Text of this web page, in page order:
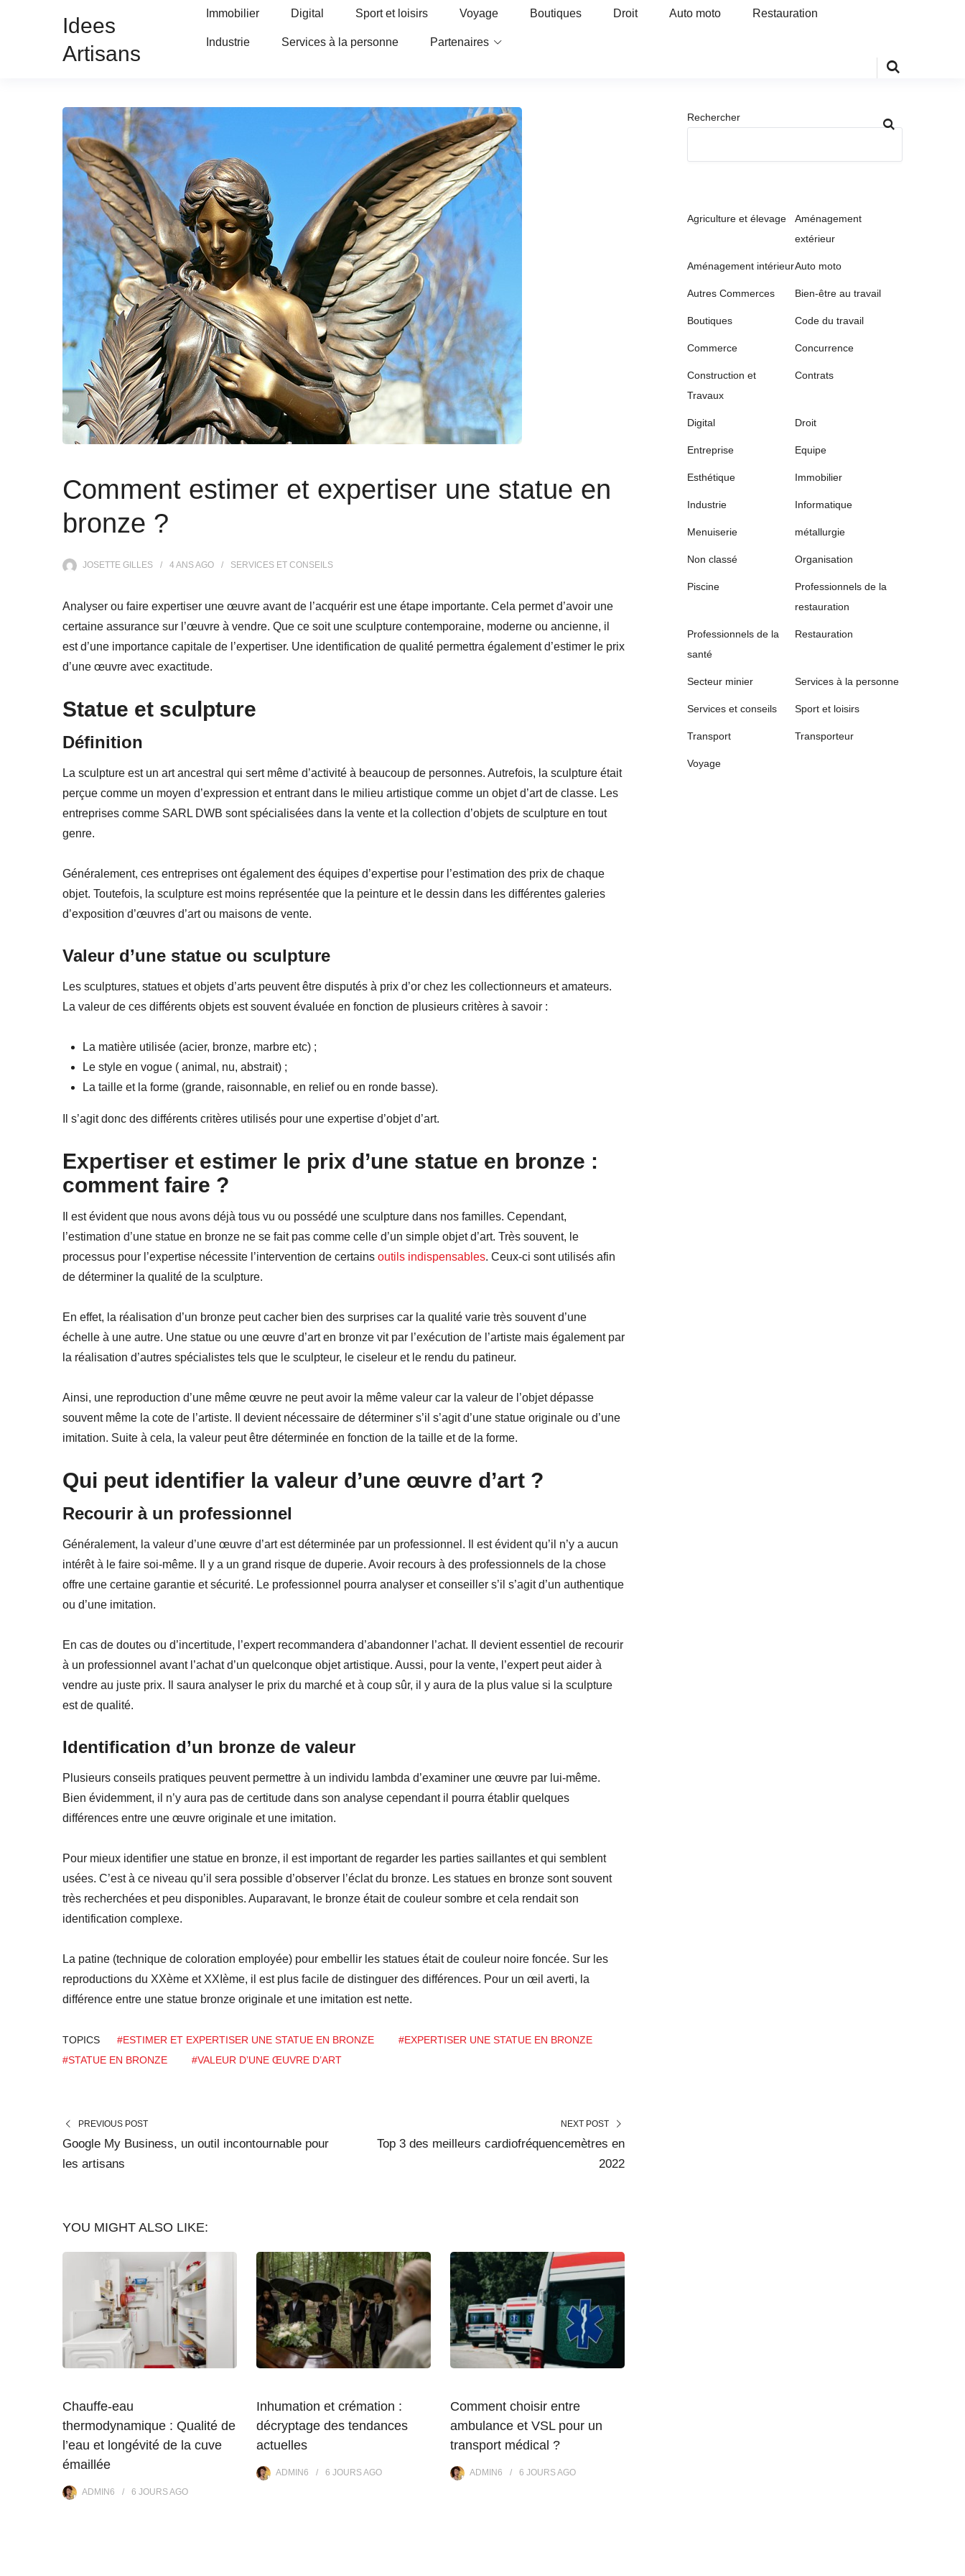
Idees
Artisans
Immobilier Digital Sport et loisirs Voyage Boutiques Droit Auto moto Restauration
Industrie Services à la personne Partenaires
Comment estimer et expertiser une statue en
bronze ?
JOSETTE GILLES 4 ANSAGO SERVICES ET CONSEILS
Analyser ou faire expertiser une œuvre avant de l’acquérir est une étape importante. Cela permet d’avoir une
certaine assurance sur l’œuvre à vendre. Que ce soit une sculpture contemporaine, moderne ou ancienne, il
est d’une importance capitale de l’expertiser. Une identification de qualité permettra également d’estimer le prix
d’une œuvre avec exactitude.
Statue et sculpture
Définition
La sculpture est un art ancestral qui sert même d’activité à beaucoup de personnes. Autrefois, la sculpture était
perçue comme un moyen d’expression et entrant dans le milieu artistique comme un objet d’art de classe. Les
entreprises comme SARL DWB sont spécialisées dans la vente et la collection d’objets de sculpture en tout
genre.
Généralement, ces entreprises ont également des équipes d’expertise pour l’estimation des prix de chaque
objet. Toutefois, la sculpture est moins représentée que la peinture et le dessin dans les différentes galeries
d’exposition d’œuvres d’art ou maisons de vente.
Valeur d’une statue ou sculpture
Les sculptures, statues et objets d’arts peuvent être disputés à prix d’or chez les collectionneurs et amateurs.
La valeur de ces différents objets est souvent évaluée en fonction de plusieurs critères à savoir :
La matière utilisée (acier, bronze, marbre etc) ;
Le style en vogue ( animal, nu, abstrait) ;
La taille et la forme (grande, raisonnable, en relief ou en ronde basse).
Il s’agit donc des différents critères utilisés pour une expertise d’objet d’art.
Expertiser et estimer le prix d’une statue en bronze :
comment faire ?
Il est évident que nous avons déjà tous vu ou possédé une sculpture dans nos familles. Cependant,
l’estimation d’une statue en bronze ne se fait pas comme celle d’un simple objet d’art. Très souvent, le
processus pour l’expertise nécessite l’intervention de certains outils indispensables. Ceux-ci sont utilisés afin
de déterminer la qualité de la sculpture.
En effet, la réalisation d’un bronze peut cacher bien des surprises car la qualité varie très souvent d’une
échelle à une autre. Une statue ou une œuvre d’art en bronze vit par l’exécution de l’artiste mais également par
la réalisation d’autres spécialistes tels que le sculpteur, le ciseleur et le rendu du patineur.
Ainsi, une reproduction d’une même œuvre ne peut avoir la même valeur car la valeur de l’objet dépasse
souvent même la cote de l’artiste. Il devient nécessaire de déterminer s’il s’agit d’une statue originale ou d’une
imitation. Suite à cela, la valeur peut être déterminée en fonction de la taille et de la forme.
Qui peut identifier la valeur d’une œuvre d’art ?
Recourir à un professionnel
Généralement, la valeur d’une œuvre d’art est déterminée par un professionnel. Il est évident qu’il n’y a aucun
intérêt à le faire soi-même. Il y a un grand risque de duperie. Avoir recours à des professionnels de la chose
offre une certaine garantie et sécurité. Le professionnel pourra analyser et conseiller s’il s’agit d’un authentique
ou d’une imitation.
En cas de doutes ou d’incertitude, l’expert recommandera d’abandonner l’achat. Il devient essentiel de recourir
à un professionnel avant l’achat d’un quelconque objet artistique. Aussi, pour la vente, l’expert peut aider à
vendre au juste prix. Il saura analyser le prix du marché et à coup sûr, il y aura de la plus value si la sculpture
est de qualité.
Identification d’un bronze de valeur
Plusieurs conseils pratiques peuvent permettre à un individu lambda d’examiner une œuvre par lui-même.
Bien évidemment, il n’y aura pas de certitude dans son analyse cependant il pourra établir quelques
différences entre une œuvre originale et une imitation.
Pour mieux identifier une statue en bronze, il est important de regarder les parties saillantes et qui semblent
usées. C’est à ce niveau qu’il sera possible d’observer l’éclat du bronze. Les statues en bronze sont souvent
très recherchées et peu disponibles. Auparavant, le bronze était de couleur sombre et cela rendait son
identification complexe.
La patine (technique de coloration employée) pour embellir les statues était de couleur noire foncée. Sur les
reproductions du XXème et XXIème, il est plus facile de distinguer des différences. Pour un œil averti, la
différence entre une statue bronze originale et une imitation est nette.
TOPICS #ESTIMER ET EXPERTISER UNE STATUE EN BRONZE
#EXPERTISER UNE STATUE EN BRONZE
#STATUE EN BRONZE
#VALEUR D’UNE ŒUVRE D’ART
PREVIOUS POST
Google My Business, un outil incontournable pour
les artisans
NEXT POST
Top 3 des meilleurs cardiofréquencemètres en
2022
YOU MIGHT ALSO LIKE:
Chauffe-eau
thermodynamique : Qualité de
l’eau et longévité de la cuve
émaillée
ADMIN6 6 JOURSAGO
Inhumation et crémation :
décryptage des tendances
actuelles
ADMIN6 6 JOURSAGO
Comment choisir entre
ambulance et VSL pour un
transport médical ?
ADMIN6 6 JOURSAGO
Rechercher
Agriculture et élevage
Aménagement
extérieur
Aménagement intérieurAuto moto
Autres Commerces Bien-être au travail
Boutiques Code du travail
Commerce Concurrence
Construction et
Travaux
Contrats
Digital Droit
Entreprise Equipe
Esthétique Immobilier
Industrie Informatique
Menuiserie métallurgie
Non classé Organisation
Piscine
Professionnels de la
restauration
Professionnels de la
santé
Restauration
Secteur minier Services à la personne
Services et conseils Sport et loisirs
Transport Transporteur
Voyage